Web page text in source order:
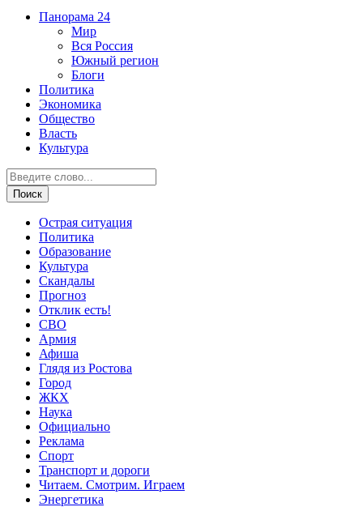
Панорама 24
Мир
Вся Россия
Южный регион
Блоги
Политика
Экономика
Общество
Власть
Культура
Острая ситуация
Политика
Образование
Культура
Скандалы
Прогноз
Отклик есть!
СВО
Армия
Афиша
Глядя из Ростова
Город
ЖКХ
Наука
Официально
Реклама
Спорт
Транспорт и дороги
Читаем. Смотрим. Играем
Энергетика